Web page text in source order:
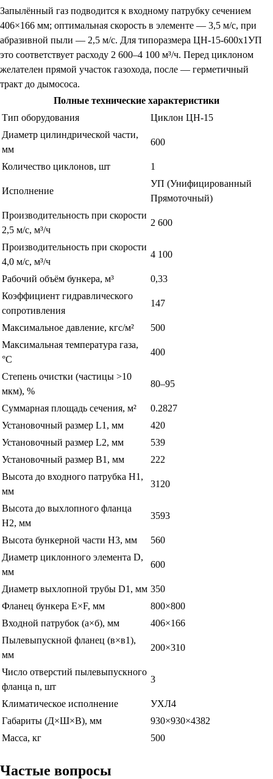
Запылённый газ подводится к входному патрубку сечением
406×166 мм; оптимальная скорость в элементе — 3,5 м/с, при
абразивной пыли — 2,5 м/с. Для типоразмера ЦН-15-600х1УП
это соответствует расходу 2 600–4 100 м³/ч. Перед циклоном
желателен прямой участок газохода, после — герметичный
тракт до дымососа.
Полные технические характеристики
Тип оборудования
Циклон ЦН-15
Диаметр цилиндрической части,
мм
600
Количество циклонов, шт 1
Исполнение
УП (Унифицированный
Прямоточный)
Производительность при скорости
2,5 м/с, м³/ч
2 600
Производительность при скорости
4,0 м/с, м³/ч
4 100
Рабочий объём бункера, м³
0,33
Коэффициент гидравлического
сопротивления
147
Максимальное давление, кгс/м²
500
Максимальная температура газа,
°С
400
Степень очистки (частицы >10
мкм), %
80–95
Суммарная площадь сечения, м²
0.2827
Установочный размер L1, мм
420
Установочный размер L2, мм
539
Установочный размер B1, мм
222
Высота до входного патрубка H1,
мм
3120
Высота до выхлопного фланца
H2, мм
3593
Высота бункерной части H3, мм
560
Диаметр циклонного элемента D,
мм
600
Диаметр выхлопной трубы D1, мм 350
Фланец бункера E×F, мм
800×800
Входной патрубок (а×б), мм
406×166
Пылевыпускной фланец (в×в1),
мм
200×310
Число отверстий пылевыпускного
фланца n, шт
3
Климатическое исполнение
УХЛ4
Габариты (Д×Ш×В), мм
930×930×4382
Масса, кг
500
Частые вопросы